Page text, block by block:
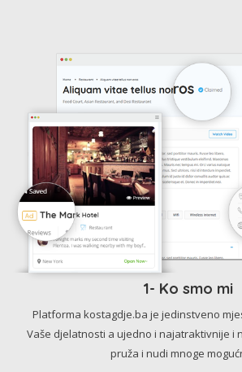
1- Ko smo mi
Platforma kostagdje.ba je jedinstveno
Vaše djelatnosti a ujedno i najatraktivnije i
pruža i nudi mnoge